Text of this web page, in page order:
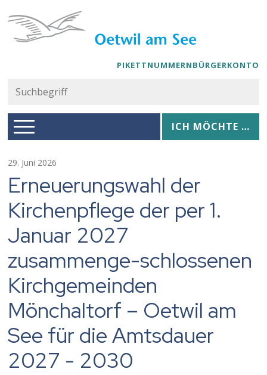
Navigieren in Oetwil am See
PIKETTNUMMERNBÜRGERKONTO
Suchbegriff
Hauptnavigation Ich möchte …
ICH MÖCHTE …
Erneuerungswahl der
Kirchenpflege der per 1.
Januar 2027
zusammenge-schlossenen
Kirchgemeinden
Mönchaltorf – Oetwil am
See für die Amtsdauer
2027 - 2030
29. Juni 2026